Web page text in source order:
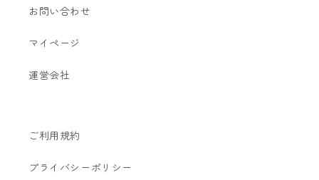
お問い合わせ
マイページ
運営会社
ご利用規約
プライバシーポリシー